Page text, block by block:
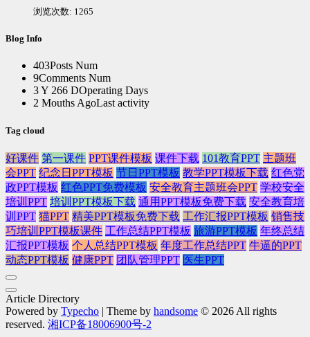
浏览次数: 1265
Blog Info
403Posts Num
9Comments Num
3 Y 266 DOperating Days
2 Mouths AgoLast activity
Tag cloud
好课件 第一课件 PPT课件模板 课件下载 101教育PPT 主题班
会PPT 纪念日PPT模板 节日PPT模板 教学PPT模板下载 红色党
政PPT模板 红色PPT免费模板 安全教育主题班会PPT 学校安全
培训PPT 培训PPT模板下载 通用PPT模板免费下载 安全教育培
训PPT 猫PPT 精美PPT模板免费下载 工作汇报PPT模板 销售技
巧培训PPT模板课件 工作总结PPT模板 旅游PPT模板 年终总结
汇报PPT模板 个人总结PPT模板 年度工作总结PPT 牛逼的PPT
动态PPT模板 健康PPT 团队管理PPT 医生PPT
Article Directory
Powered by Typecho | Theme by handsome © 2026 All rights
reserved. 湘ICP备18006900号-2